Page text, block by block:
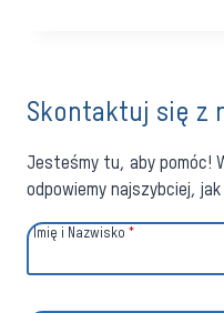
Skontaktuj się z
Jesteśmy tu, aby pomóc!
odpowiemy najszybciej,
Imię i Nazwisko *